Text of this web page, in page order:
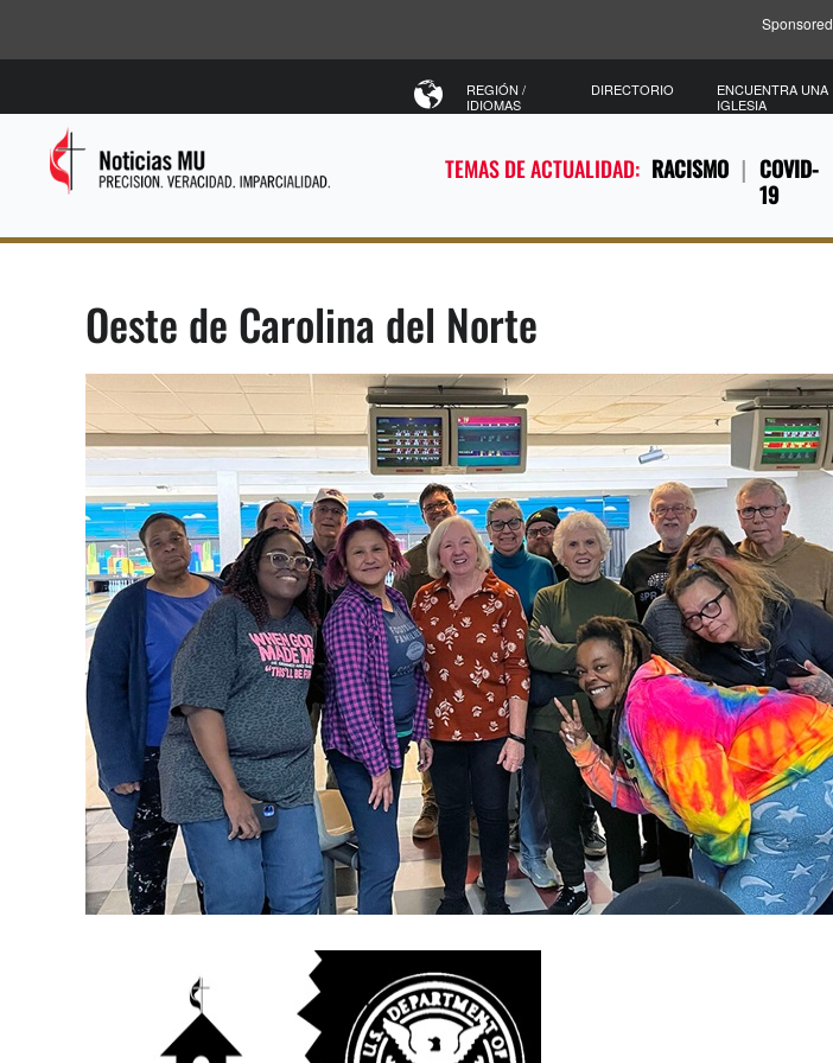
Sponsored
TEMAS DE ACTUALIDAD: RACISMO
COVID-
19
REGIÓN /
IDIOMAS
DIRECTORIO
ENCUENTRA UNA
IGLESIA
Oeste de Carolina del Norte